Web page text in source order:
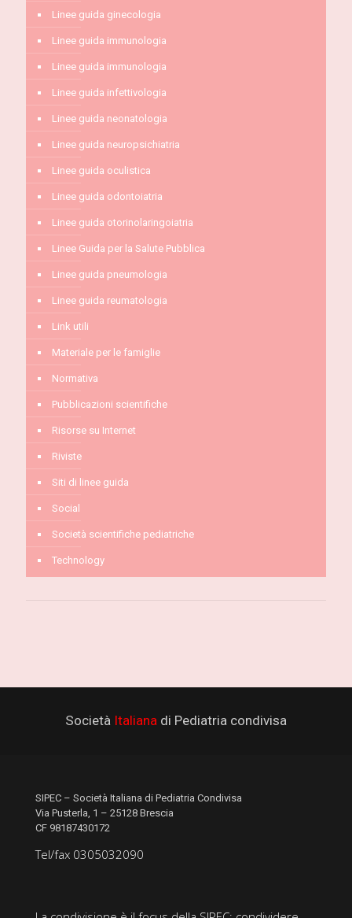
Linee guida ginecologia
Linee guida immunologia
Linee guida immunologia
Linee guida infettivologia
Linee guida neonatologia
Linee guida neuropsichiatria
Linee guida oculistica
Linee guida odontoiatria
Linee guida otorinolaringoiatria
Linee Guida per la Salute Pubblica
Linee guida pneumologia
Linee guida reumatologia
Link utili
Materiale per le famiglie
Normativa
Pubblicazioni scientifiche
Risorse su Internet
Riviste
Siti di linee guida
Social
Società scientifiche pediatriche
Technology
Società Italiana di Pediatria condivisa
SIPEC – Società Italiana di Pediatria Condivisa
Via Pusterla, 1 – 25128 Brescia
CF 98187430172
Tel/fax 0305032090